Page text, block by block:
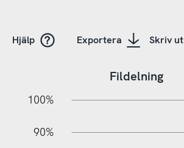
Hjälp Exportera Skriv ut
Fildelning
100%
90%